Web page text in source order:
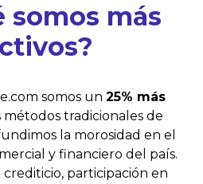
somos más
somos un 25% más
métodos tradicionales de
la morosidad en el
y financiero del país.
participación en